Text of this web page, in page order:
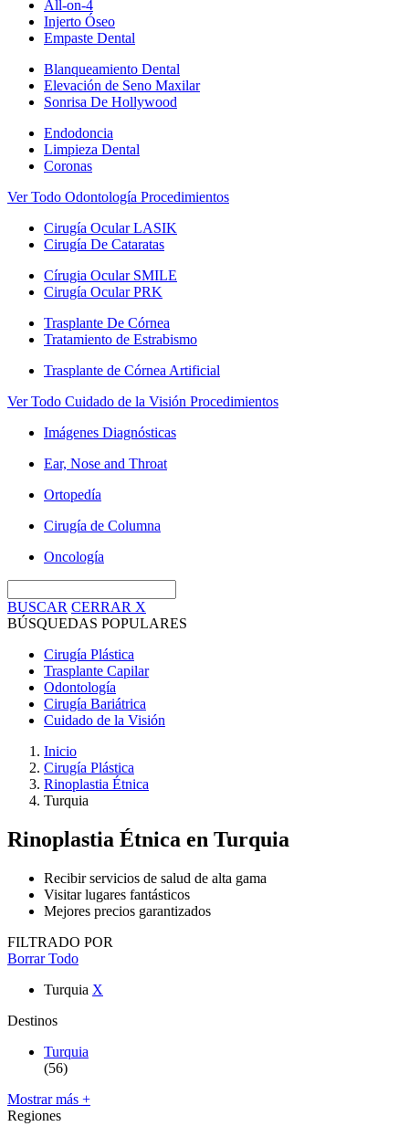
All-on-4
Injerto Óseo
Empaste Dental
Blanqueamiento Dental
Elevación de Seno Maxilar
Sonrisa De Hollywood
Endodoncia
Limpieza Dental
Coronas
Ver Todo Odontología Procedimientos
Cirugía Ocular LASIK
Cirugía De Cataratas
Círugia Ocular SMILE
Cirugía Ocular PRK
Trasplante De Córnea
Tratamiento de Estrabismo
Trasplante de Córnea Artificial
Ver Todo Cuidado de la Visión Procedimientos
Imágenes Diagnósticas
Ear, Nose and Throat
Ortopedía
Cirugía de Columna
Oncología
BUSCAR CERRAR X
BÚSQUEDAS POPULARES
Cirugía Plástica
Trasplante Capilar
Odontología
Cirugía Bariátrica
Cuidado de la Visión
Inicio
Cirugía Plástica
Rinoplastia Étnica
Turquia
Rinoplastia Étnica en Turquia
Recibir servicios de salud de alta gama
Visitar lugares fantásticos
Mejores precios garantizados
FILTRADO POR
Borrar Todo
Turquia X
Destinos
Turquia
(56)
Mostrar más +
Regiones